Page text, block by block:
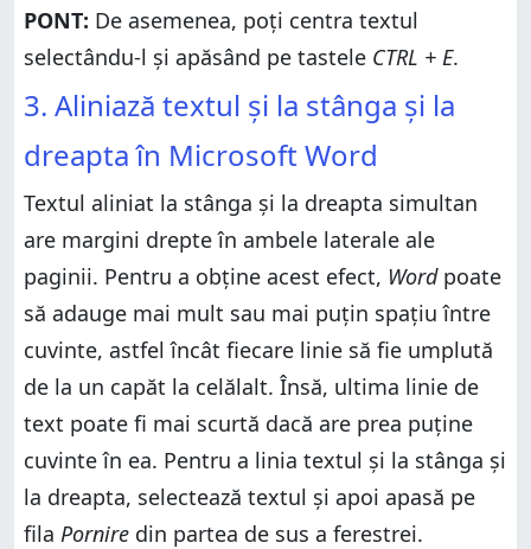
PONT: De asemenea, poți centra textul
selectându-l și apăsând pe tastele CTRL + E.
3. Aliniază textul și la stânga și la
dreapta în Microsoft Word
Textul aliniat la stânga și la dreapta simultan
are margini drepte în ambele laterale ale
paginii. Pentru a obține acest efect, Wordpoate
să adauge mai mult sau mai puțin spațiu între
cuvinte, astfel încât fiecare linie să fie umplută
de la un capăt la celălalt. Însă, ultima linie de
text poate fi mai scurtă dacă are prea puține
cuvinte în ea. Pentru a linia textul și la stânga și
la dreapta, selectează textul și apoi apasă pe
fila Pornire din partea de sus a ferestrei.